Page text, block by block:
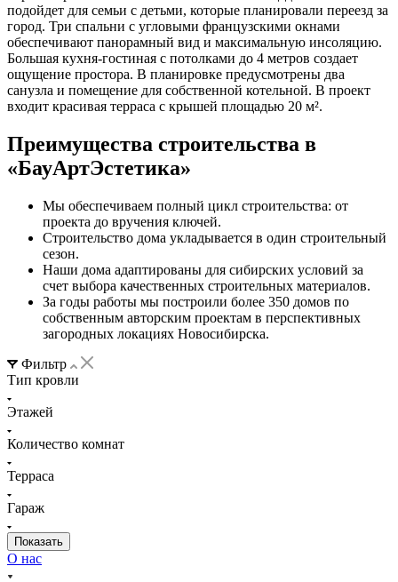
подойдет для семьи с детьми, которые планировали переезд за
город. Три спальни с угловыми французскими окнами
обеспечивают панорамный вид и максимальную инсоляцию.
Большая кухня-гостиная с потолками до 4 метров создает
ощущение простора. В планировке предусмотрены два
санузла и помещение для собственной котельной. В проект
входит красивая терраса с крышей площадью 20 м².
Преимущества строительства в
«БауАртЭстетика»
Мы обеспечиваем полный цикл строительства: от
проекта до вручения ключей.
Строительство дома укладывается в один строительный
сезон.
Наши дома адаптированы для сибирских условий за
счет выбора качественных строительных материалов.
За годы работы мы построили более 350 домов по
собственным авторским проектам в перспективных
загородных локациях Новосибирска.
Фильтр
Тип кровли
Этажей
Количество комнат
Терраса
Гараж
О нас